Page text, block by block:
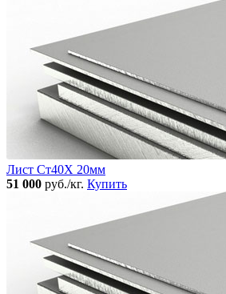
Лист Ст40Х 20мм
51 000 руб./кг. Купить